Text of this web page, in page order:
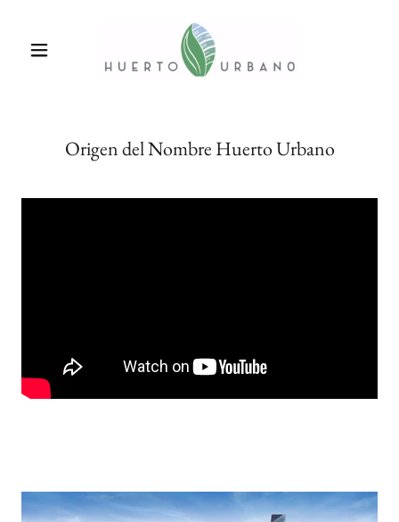
Origen del Nombre Huerto Urbano